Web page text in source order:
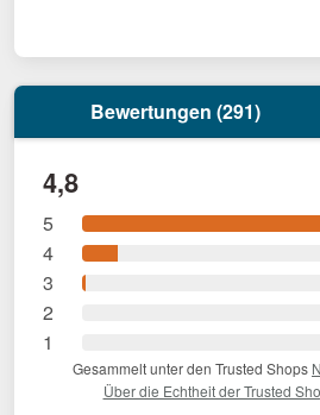
Bewertungen (291)
4,8
5
4
3
2
1
Gesammelt unter den Trusted Shops
Über die Echtheit der Trusted